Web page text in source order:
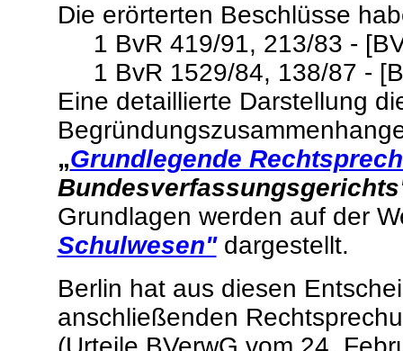
Die erörterten Beschlüsse
1 BvR 419/91, 213/83 -
1 BvR 1529/84, 138/87 -
Eine detaillierte Darstellung
„Grundlegende
Grundlagen werden auf der
Schulwesen"dargestellt.
Berlin hat aus diesen
anschließenden